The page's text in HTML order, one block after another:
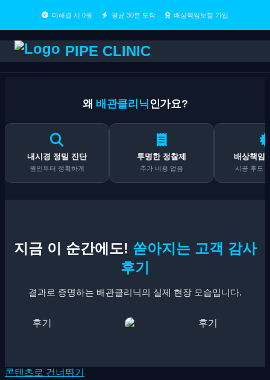
미해결 시 0원 평균 30분 도착 배상책임보험 가입
PIPE CLINIC
왜 배관클리닉 인가요?
내시경 정밀 진단
원인부터 정확하게
투명한 정찰제
추가 비용 없음
배상책임보
시공 후도 책
지금 이 순간에도! 쏟아지는 고객 감사
후기
결과로 증명하는 배관클리닉의 실제 현장 모습입니다.
콘텐츠로 건너뛰기